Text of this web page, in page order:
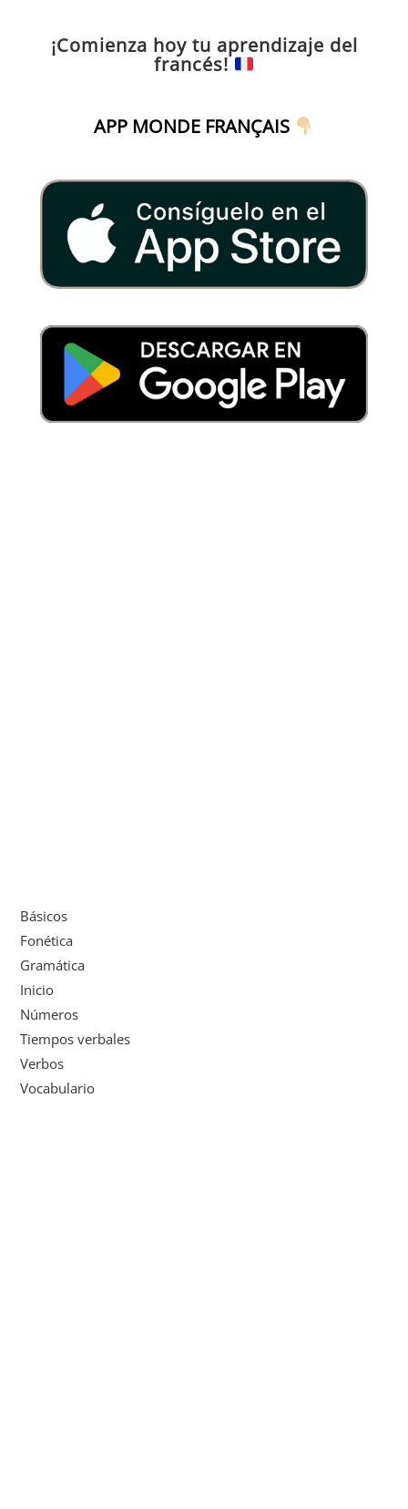
¡Comienza hoy tu aprendizaje del
francés!
APP MONDE FRANÇAIS
Básicos
Fonética
Gramática
Inicio
Números
Tiempos verbales
Verbos
Vocabulario